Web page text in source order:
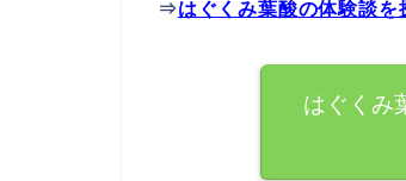
⇒はぐくみ葉酸の体験談
はぐくみ